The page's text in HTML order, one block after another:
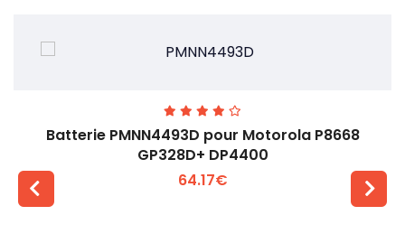
Batterie PMNN4493D pour Motorola P8668
GP328D+ DP4400
64.17€